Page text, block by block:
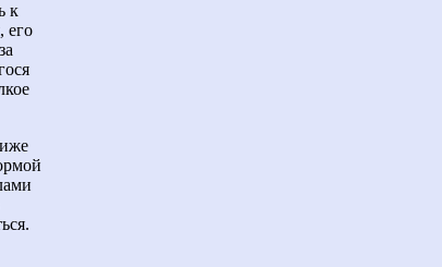
к
его